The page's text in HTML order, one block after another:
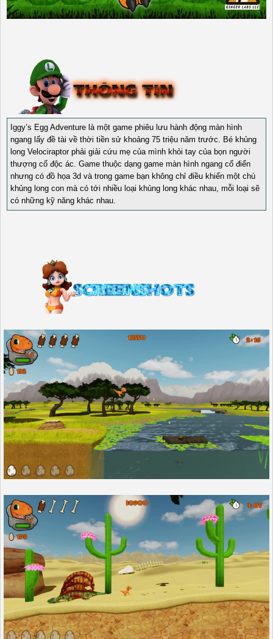
Iggy’s Egg Adventure là một game phiêu lưu hành động màn hình
ngang lấy đề tài về thời tiền sử khoảng 75 triệu năm trước. Bé khủng
long Velociraptor phải giải cứu mẹ của mình khỏi tay của bọn người
thượng cổ độc ác. Game thuộc dạng game màn hình ngang cổ điển
nhưng có đồ họa 3d và trong game bạn không chỉ điều khiển một chú
khủng long con mà có tới nhiều loại khủng long khác nhau, mỗi loại sẽ
có những kỹ năng khác nhau.